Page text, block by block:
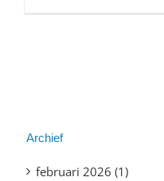
Archief
februari 2026 (1)